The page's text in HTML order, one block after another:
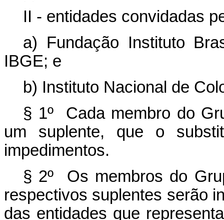
II - entidades convidadas
a) Fundação Instituto
IBGE; e
b) Instituto Nacional de
§ 1º Cada membro do
um suplente, que o
impedimentos.
§ 2º Os membros do
respectivos suplentes serão
das entidades que